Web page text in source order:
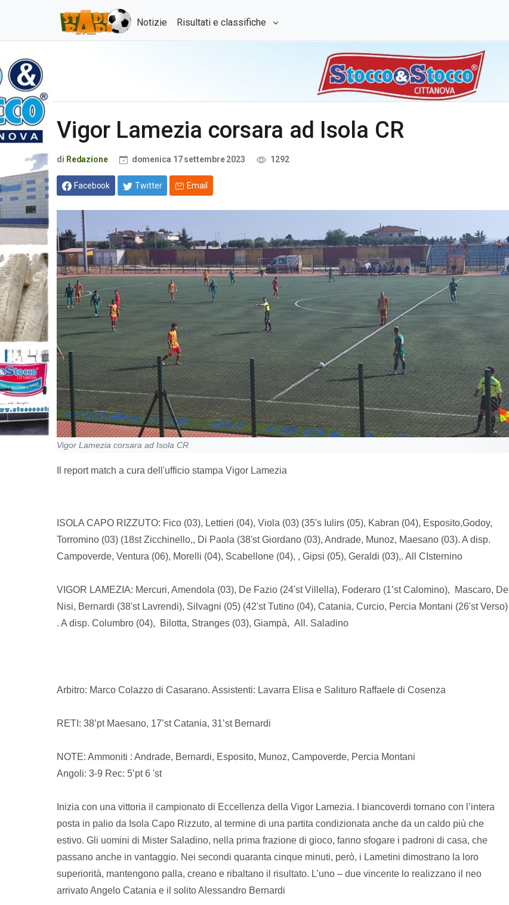
Notizie Risultati e classifiche
Vigor Lamezia corsara ad Isola CR
di Redazione domenica 17 settembre 2023 1292
Facebook Twitter Email
Vigor Lamezia corsara ad Isola CR
Il report match a cura dell'ufficio stampa Vigor Lamezia
ISOLA CAPO RIZZUTO: Fico (03), Lettieri (04), Viola (03) (35's Iulirs (05), Kabran (04), Esposito,Godoy,
Torromino (03) (18st Zicchinello,, Di Paola (38'st Giordano (03), Andrade, Munoz, Maesano (03). A disp.
Campoverde, Ventura (06), Morelli (04), Scabellone (04), , Gipsi (05), Geraldi (03),. All CIsternino
VIGOR LAMEZIA: Mercuri, Amendola (03), De Fazio (24'st Villella), Foderaro (1’st Calomino), Mascaro, De
Nisi, Bernardi (38'st Lavrendi), Silvagni (05) (42'st Tutino (04), Catania, Curcio, Percia Montani (26'st Verso)
. A disp. Columbro (04), Bilotta, Stranges (03), Giampà, All. Saladino
Arbitro: Marco Colazzo di Casarano. Assistenti: Lavarra Elisa e Salituro Raffaele di Cosenza
RETI: 38’pt Maesano, 17’st Catania, 31’st Bernardi
NOTE: Ammoniti : Andrade, Bernardi, Esposito, Munoz, Campoverde, Percia Montani
Angoli: 3-9 Rec: 5’pt 6 'st
Inizia con una vittoria il campionato di Eccellenza della Vigor Lamezia. I biancoverdi tornano con l’intera
posta in palio da Isola Capo Rizzuto, al termine di una partita condizionata anche da un caldo più che
estivo. Gli uomini di Mister Saladino, nella prima frazione di gioco, fanno sfogare i padroni di casa, che
passano anche in vantaggio. Nei secondi quaranta cinque minuti, però, i Lametini dimostrano la loro
superiorità, mantengono palla, creano e ribaltano il risultato. L’uno – due vincente lo realizzano il neo
arrivato Angelo Catania e il solito Alessandro Bernardi